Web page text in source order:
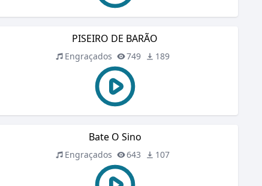
PISEIRO DE BARÃO
Engraçados 749 189
Bate O Sino
Engraçados 643 107